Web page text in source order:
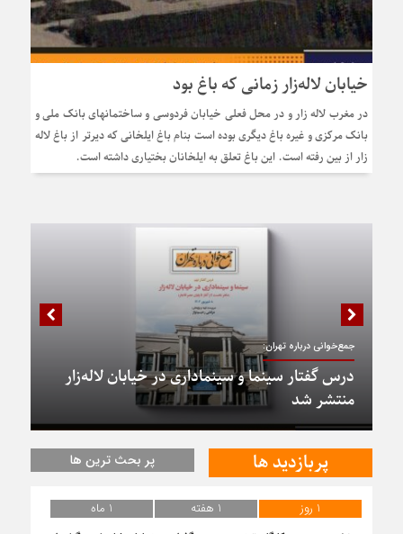
خیابان لاله‌زار زمانی که باغ بود
در مغرب لاله زار و در محل فعلی خیابان فردوسی و ساختمانهای بانک ملی و
بانک مرکزی و غیره باغ دیگری بوده است بنام باغ ایلخانی که دیر‌تر از باغ لاله
زار از بین رفته است. این باغ تعلق به ایلخانان بختیاری داشته است.
جمع‌خوانی درباره تهران:
درس گفتار سینما و سینماداری در خیابان لاله‌زار
منتشر شد
پربازدید ها پر بحث ترین ها
1 روز 1 هفته
1 ماه